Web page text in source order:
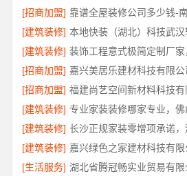
[招商加盟]
[建筑装修] 本地快装（湖北）科技武
[建筑装修] 装饰工程意式极简定制厂
[招商加盟] 嘉兴美居乐建材科技有限
[招商加盟]
[建筑装修]
[建筑装修]
[建筑装修]
[生活服务]